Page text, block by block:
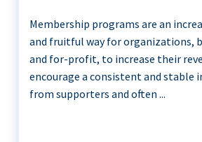
Membership programs are an
and fruitful way for organizations,
and for-profit, to increase their
encourage a consistent and stable
from supporters and often ...